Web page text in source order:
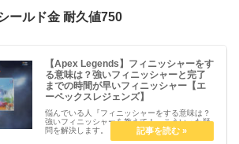
ールド金 耐久値750
【Apex Legends】フィニッシャーをす
る意味は？強いフィニッシャーと完了
までの時間が早いフィニッシャー【エ
ーペックスレジェンズ】
悩んでいる人『フィニッシャーをする意味は？
強いフィニッシャーを教えて！』こういった疑
問を解決します。【Apex Legends】フィニッ
シャーをする意味は？強いフィニッシャーと完